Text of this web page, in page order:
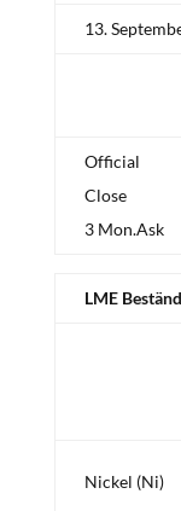
13.
Official
Close
3 Mon.Ask
LME
Nickel (Ni)